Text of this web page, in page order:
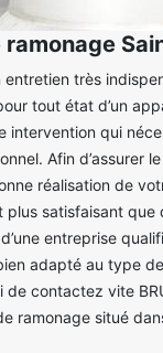
entretien très
tout état d’un
intervention qui
Afin d’assurer
réalisation de
plus satisfaisant
entreprise
adapté au type
contactez vite
ramonage situé